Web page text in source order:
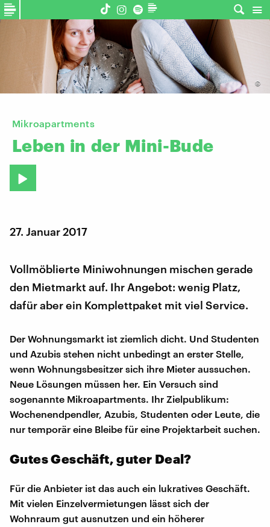
©
Mikroapartments
Leben in der Mini-Bude
27. Januar 2017
Vollmöblierte Miniwohnungen mischen gerade
den Mietmarkt auf. Ihr Angebot: wenig Platz,
dafür aber ein Komplettpaket mit viel Service.
Der Wohnungsmarkt ist ziemlich dicht. Und Studenten
und Azubis stehen nicht unbedingt an erster Stelle,
wenn Wohnungsbesitzer sich ihre Mieter aussuchen.
Neue Lösungen müssen her. Ein Versuch sind
sogenannte Mikroapartments. Ihr Zielpublikum:
Wochenendpendler, Azubis, Studenten oder Leute, die
nur temporär eine Bleibe für eine Projektarbeit suchen.
Gutes Geschäft, guter Deal?
Für die Anbieter ist das auch ein lukratives Geschäft.
Mit vielen Einzelvermietungen lässt sich der
Wohnraum gut ausnutzen und ein höherer